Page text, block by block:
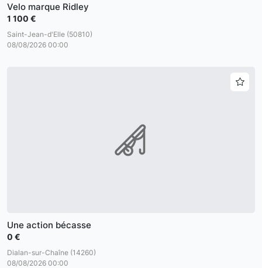
Velo marque Ridley
1 100 €
Saint-Jean-d'Elle (50810)
08/08/2026 00:00
Une action bécasse
0 €
Dialan-sur-Chaîne (14260)
08/08/2026 00:00